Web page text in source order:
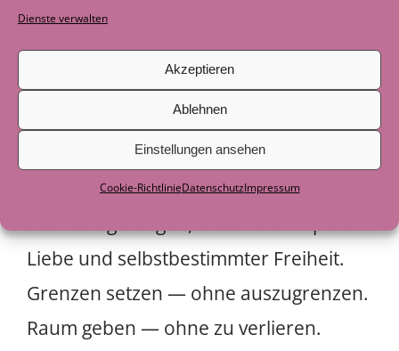
Dienste verwalten
Akzeptieren
Ablehnen
Einstellungen ansehen
Cookie-RichtlinieDatenschutzImpressum
Atemzug. Ich spüre, wie meine Seele
sich langsam aus den selbst auferlegten
Ketten befreit.
Ein leiser Moment von Frieden breitet
sich aus. Mein Herz, noch eben im
Liebe und selbstbestimmter Freiheit.
Grenzen setzen — ohne auszugrenzen.
Raum geben — ohne zu verlieren.